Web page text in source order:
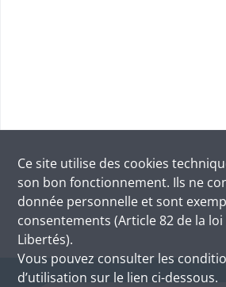
Ce site utilise des cookies
son bon fonctionnement. Ils ne
donnée personnelle et sont
consentements (Article 82 de la
Libertés).
Vous pouvez consulter les
d’utilisation sur le lien ci-dessous.